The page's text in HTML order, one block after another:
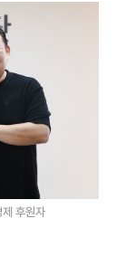
제 후원자